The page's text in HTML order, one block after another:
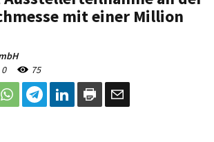
mit einer Million
0 75